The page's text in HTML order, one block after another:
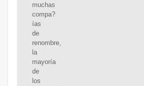
muchas
compa?
ías
de
renombre,
la
mayoría
de
los